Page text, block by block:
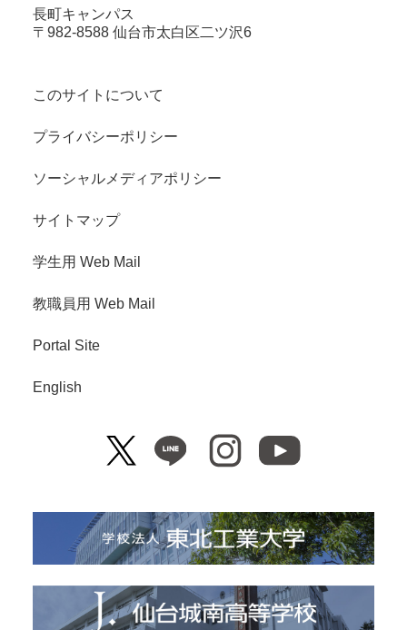
長町キャンパス
〒982-8588 仙台市太白区二ツ沢6
このサイトについて
プライバシーポリシー
ソーシャルメディアポリシー
サイトマップ
学生用 Web Mail
教職員用 Web Mail
Portal Site
English